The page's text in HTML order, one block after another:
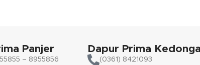
Panjer
– 8955856​
Dapur Prima
(0361) 8421093